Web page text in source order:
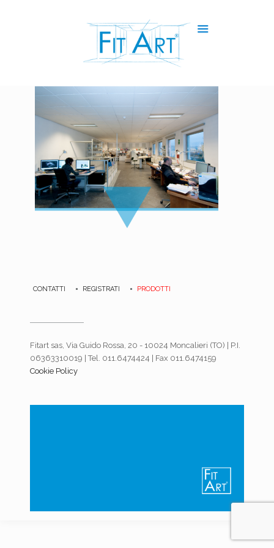
CONTATTI REGISTRATI PRODOTTI
Fitart sas, Via Guido Rossa, 20 - 10024 Moncalieri (TO) | P.I.
06363310019 | Tel. 011.6474424 | Fax 011.6474159
Cookie Policy